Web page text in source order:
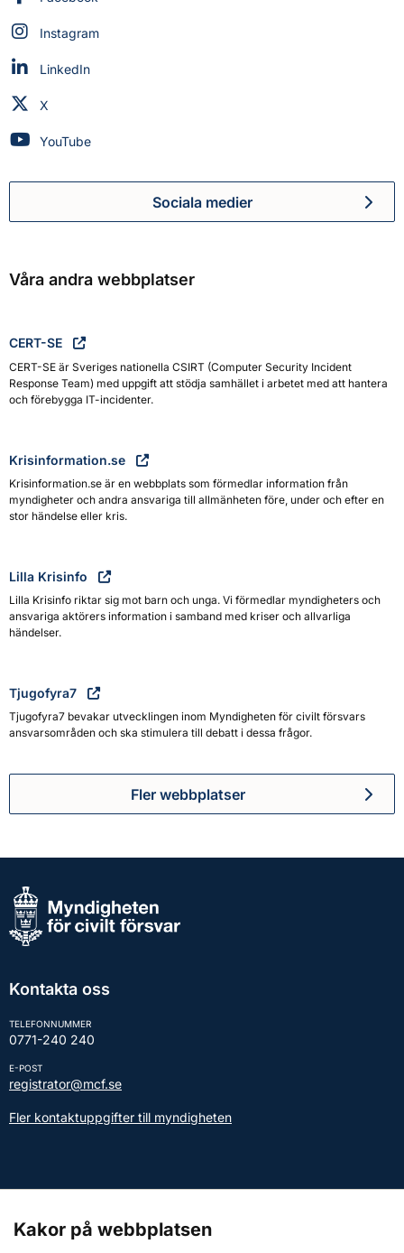
Myndigheten för civilt försvar på
Instagram
Myndigheten för civilt försvar på
LinkedIn
Myndigheten för civilt försvar på
X
Myndigheten för civilt försvar på
YouTube
Myndigheten för civilt
Sociala medier
Våra andra webbplatser
CERT-SE
CERT-SE är Sveriges nationella CSIRT (Computer Security Incident
Response Team) med uppgift att stödja samhället i arbetet med att hantera
och förebygga IT-incidenter.
Krisinformation.se
Krisinformation.se är en webbplats som förmedlar information från
myndigheter och andra ansvariga till allmänheten före, under och efter en
stor händelse eller kris.
Lilla Krisinfo
Lilla Krisinfo riktar sig mot barn och unga. Vi förmedlar myndigheters och
ansvariga aktörers information i samband med kriser och allvarliga
händelser.
Tjugofyra7
Tjugofyra7 bevakar utvecklingen inom Myndigheten för civilt försvars
ansvarsområden och ska stimulera till debatt i dessa frågor.
Fler webbplatser
Kontakta oss
TELEFONNUMMER
0771-240 240
E-POST
registrator@mcf.se
Fler kontaktuppgifter till myndigheten
Kakor på webbplatsen